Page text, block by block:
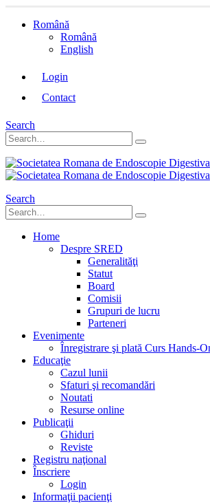
Română
Română
English
Login
Contact
Search
Search
Home
Despre SRED
Generalităţi
Statut
Board
Comisii
Grupuri de lucru
Parteneri
Evenimente
Înregistrare şi plată Curs Hands-
Educaţie
Cazul lunii
Sfaturi şi recomandări
Noutati
Resurse online
Publicaţii
Ghiduri
Reviste
Registru naţional
Înscriere
Login
Informaţii pacienţi